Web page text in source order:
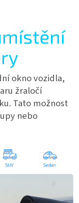
okno vozidla,
žraločí
Tato možnost
nebo